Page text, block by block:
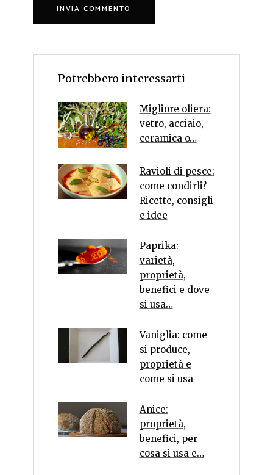
Potrebbero interessarti
Migliore oliera:
vetro, acciaio,
ceramica o…
Ravioli di pesce:
come condirli?
Ricette, consigli
e idee
Paprika:
varietà,
proprietà,
benefici e dove
si usa…
Vaniglia: come
si produce,
proprietà e
come si usa
Anice:
proprietà,
benefici, per
cosa si usa e…